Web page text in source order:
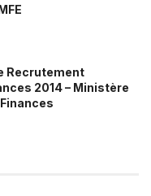
Recrutement
2014 – Ministère